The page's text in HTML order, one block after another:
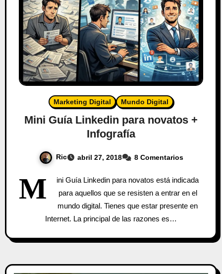
Marketing Digital Mundo Digital
Mini Guía Linkedin para novatos +
Infografía
Ric abril 27, 2018 8 Comentarios
M
ini Guía Linkedin para novatos está indicada
para aquellos que se resisten a entrar en el
mundo digital. Tienes que estar presente en
Internet. La principal de las razones es…